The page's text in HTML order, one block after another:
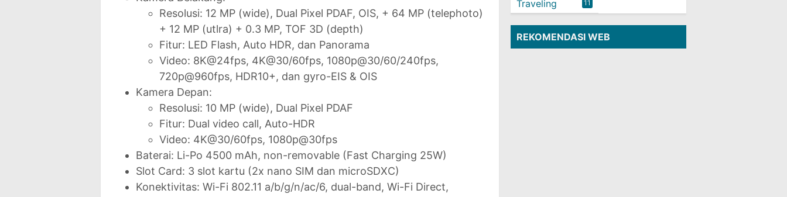
Resolusi: 12 MP (wide), Dual Pixel PDAF, OIS, + 64 MP (telephoto)
+ 12 MP (utlra) + 0.3 MP, TOF 3D (depth)
Fitur: LED Flash, Auto HDR, dan Panorama
Video: 8K@24fps, 4K@30/60fps, 1080p@30/60/240fps,
720p@960fps, HDR10+, dan gyro-EIS & OIS
Kamera Depan:
Resolusi: 10 MP (wide), Dual Pixel PDAF
Fitur: Dual video call, Auto-HDR
Video: 4K@30/60fps, 1080p@30fps
Baterai: Li-Po 4500 mAh, non-removable (Fast Charging 25W)
Slot Card: 3 slot kartu (2x nano SIM dan microSDXC)
Konektivitas: Wi-Fi 802.11 a/b/g/n/ac/6, dual-band, Wi-Fi Direct,
Traveling 11
REKOMENDASI WEB